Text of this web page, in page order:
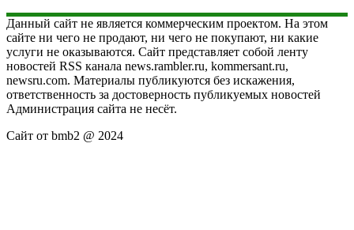
Данный сайт не является коммерческим проектом. На этом
сайте ни чего не продают, ни чего не покупают, ни какие
услуги не оказываются. Сайт представляет собой ленту
новостей RSS канала news.rambler.ru, kommersant.ru,
newsru.com. Материалы публикуются без искажения,
ответственность за достоверность публикуемых новостей
Администрация сайта не несёт.
Сайт от bmb2 @ 2024